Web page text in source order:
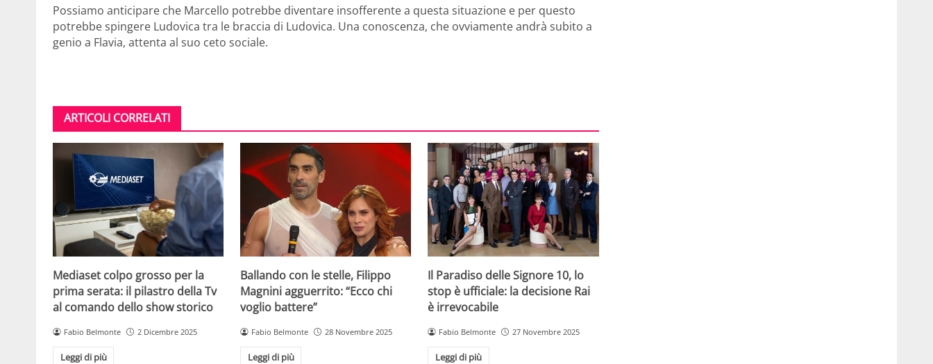
Possiamo anticipare che Marcello potrebbe diventare insofferente a questa situazione e per questo
potrebbe spingere Ludovica tra le braccia di Ludovica. Una conoscenza, che ovviamente andrà subito a
genio a Flavia, attenta al suo ceto sociale.
ARTICOLI CORRELATI
Mediaset colpo grosso per la
prima serata: il pilastro della Tv
al comando dello show storico
Fabio Belmonte 2 Dicembre 2025
Leggi di più
Ballando con le stelle, Filippo
Magnini agguerrito: “Ecco chi
voglio battere”
Fabio Belmonte 28 Novembre 2025
Leggi di più
Il Paradiso delle Signore 10, lo
stop è ufficiale: la decisione Rai
è irrevocabile
Fabio Belmonte 27 Novembre 2025
Leggi di più